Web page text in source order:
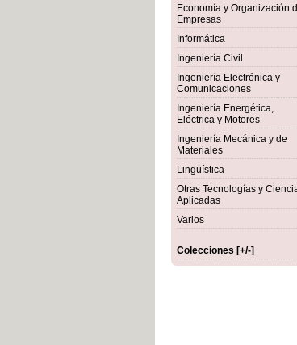
Economía y Organización
Empresas
Informática
Ingeniería Civil
Ingeniería Electrónica y
Comunicaciones
Ingeniería Energética,
Eléctrica y Motores
Ingeniería Mecánica y de
Materiales
Lingüística
Otras Tecnologías y
Aplicadas
Varios
Colecciones [+/-]